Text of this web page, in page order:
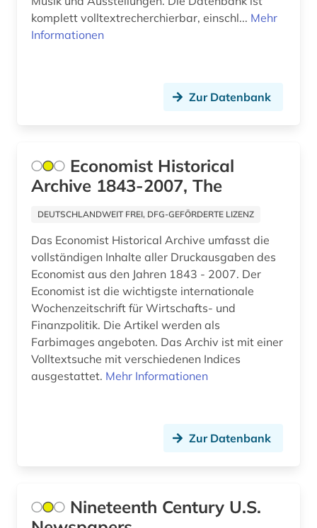
florida (1)
flugschrift (3)
fotografie (1)
frankfurt (2)
frankfurter allgemeine (1)
frankreich (11)
frankreich zeitung (1)
französisch (2)
friesland (1)
färöer (1)
geschichte (17)
komplett volltextrecherchierbar, einschl... Mehr
Informationen
Zur Datenbank
Economist Historical
Archive 1843-2007, The
DEUTSCHLANDWEIT FREI, DFG-GEFÖRDERTE LIZENZ
Das Economist Historical Archive umfasst die
vollständigen Inhalte aller Druckausgaben des
Economist aus den Jahren 1843 - 2007. Der
Economist ist die wichtigste internationale
Wochenzeitschrift für Wirtschafts- und
Finanzpolitik. Die Artikel werden als
Farbimages angeboten. Das Archiv ist mit einer
Volltextsuche mit verschiedenen Indices
ausgestattet. Mehr Informationen
Zur Datenbank
Nineteenth Century U.S.